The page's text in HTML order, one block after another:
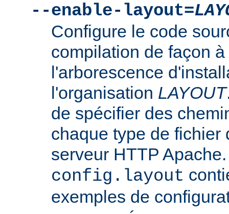
--enable-layout=
Configure le code
compilation de façon
l'arborescence
l'organisation LAYOUT
de spécifier des
chaque type de fichier
serveur HTTP
config.layout
exemples de